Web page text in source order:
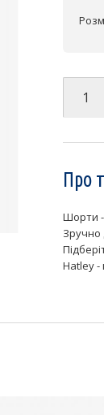
Про
Шорти -
Зручно
Hatley -